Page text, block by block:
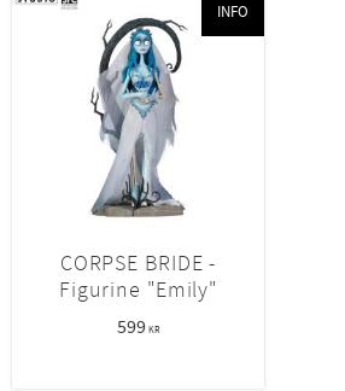
CORPSE BRIDE -
Figurine "Emily"
599KR
INFO